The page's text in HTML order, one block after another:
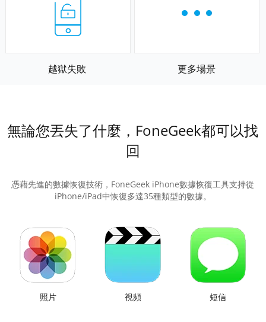
越獄失敗 更多場景
無論您丟失了什麼，FoneGeek都可以找
回
憑藉先進的數據恢復技術，FoneGeek iPhone數據恢復工具支持從
iPhone/iPad中恢復多達35種類型的數據。
照片 視頻 短信